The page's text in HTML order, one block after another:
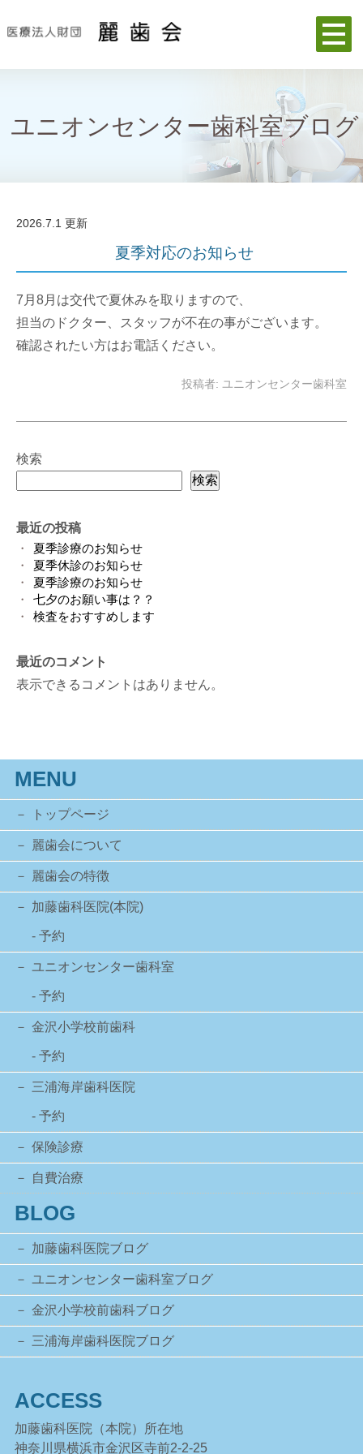
ユニオンセンター歯科室ブログ
2026.7.1 更新
夏季対応のお知らせ
7月8月は交代で夏休みを取りますので、
担当のドクター、スタッフが不在の事がございます。
確認されたい方はお電話ください。
投稿者: ユニオンセンター歯科室
検索
検索
最近の投稿
夏季診療のお知らせ
夏季休診のお知らせ
夏季診療のお知らせ
七夕のお願い事は？？
検査をおすすめします
最近のコメント
表示できるコメントはありません。
MENU
トップページ
麗歯会について
麗歯会の特徴
加藤歯科医院(本院)
- 予約
ユニオンセンター歯科室
- 予約
金沢小学校前歯科
- 予約
三浦海岸歯科医院
- 予約
保険診療
自費治療
BLOG
加藤歯科医院ブログ
ユニオンセンター歯科室ブログ
金沢小学校前歯科ブログ
三浦海岸歯科医院ブログ
ACCESS
加藤歯科医院（本院）所在地
神奈川県横浜市金沢区寺前2-2-25